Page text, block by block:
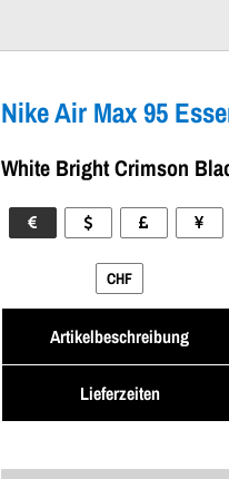
Nike Air Max 95
White Bright Crimson
CHF
Artikelbeschreibung
Lieferzeiten